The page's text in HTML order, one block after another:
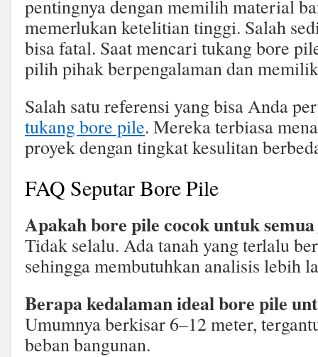
pentingnya dengan memilih material
memerlukan ketelitian tinggi. Salah
bisa fatal. Saat mencari tukang bore
pilih pihak berpengalaman dan
Salah satu referensi yang bisa Anda
tukang bore pile. Mereka terbiasa
proyek dengan tingkat kesulitan
FAQ Seputar Bore Pile
Apakah bore pile cocok untuk
Tidak selalu. Ada tanah yang terlalu
sehingga membutuhkan analisis lebih
Berapa kedalaman ideal bore pile
Umumnya berkisar 6–12 meter,
beban bangunan.